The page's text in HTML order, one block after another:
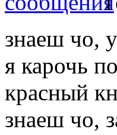
знаеш чо,
я карочь
красный
знаеш чо,